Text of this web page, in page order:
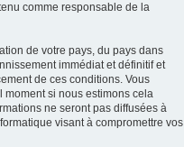
comme responsable de la
de votre pays, du pays dans
immédiat et définitif et
de ces conditions. Vous
moment si nous estimons cela
ne seront pas diffusées à
visant à compromettre vos